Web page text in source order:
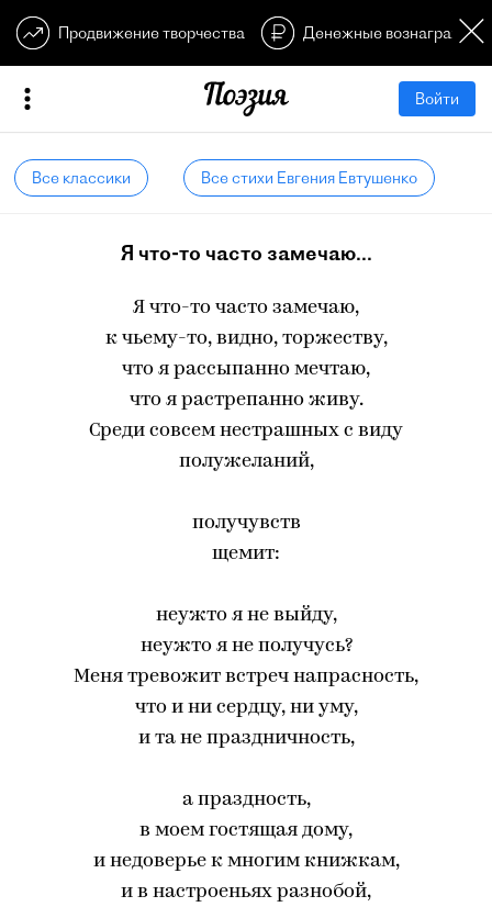
Продвижение творчества Денежные
Войти
Все классики Все стихи Евгения Евтушенко
Я что-то часто замечаю...
Я что-то часто замечаю,
к чьему-то, видно, торжеству,
что я рассыпанно мечтаю,
что я растрепанно живу.
Среди совсем нестрашных с виду
полужеланий,
получувств
щемит:
неужто я не выйду,
неужто я не получусь?
Меня тревожит встреч напрасность,
что и ни сердцу, ни уму,
и та не праздничность,
а праздность,
в моем гостящая дому,
и недоверье к многим книжкам,
и в настроеньях разнобой,